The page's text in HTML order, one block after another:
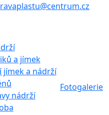
a jímek
jímek a nádrží
nádrží
Fotogalerie